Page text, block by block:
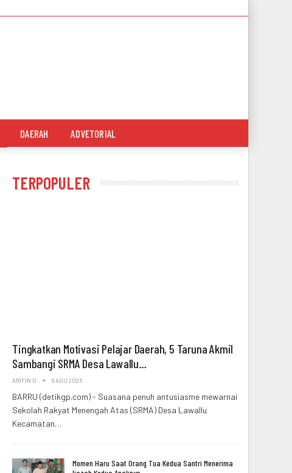
DAERAH ADVETORIAL
TERPOPULER
Tingkatkan Motivasi Pelajar Daerah, 5 Taruna Akmil
Sambangi SRMA Desa Lawallu…
ARIFIN D 6 AGU 2026
BARRU (detikgp.com) - Suasana penuh antusiasme mewarnai
Sekolah Rakyat Menengah Atas (SRMA) Desa Lawallu
Kecamatan…
Momen Haru Saat Orang Tua Kedua Santri Menerima